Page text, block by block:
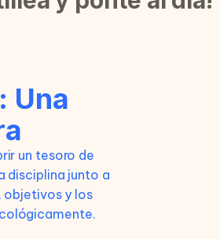
Una
un tesoro de
disciplina junto a
objetivos y los